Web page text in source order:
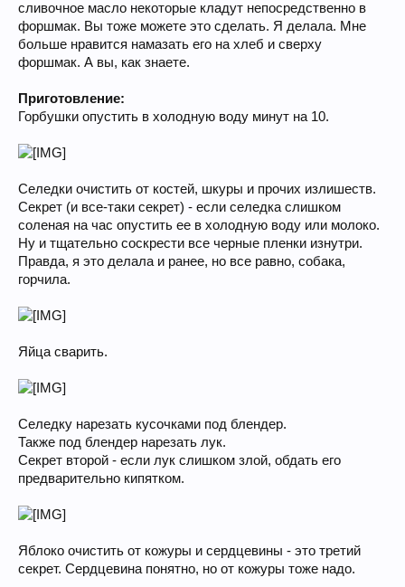
сливочное масло некоторые кладут непосредственно в
форшмак. Вы тоже можете это сделать. Я делала. Мне
больше нравится намазать его на хлеб и сверху
форшмак. А вы, как знаете.
Приготовление:
Горбушки опустить в холодную воду минут на 10.
Селедки очистить от костей, шкуры и прочих излишеств.
Секрет (и все-таки секрет) - если селедка слишком
соленая на час опустить ее в холодную воду или молоко.
Ну и тщательно соскрести все черные пленки изнутри.
Правда, я это делала и ранее, но все равно, собака,
горчила.
Яйца сварить.
Селедку нарезать кусочками под блендер.
Также под блендер нарезать лук.
Секрет второй - если лук слишком злой, обдать его
предварительно кипятком.
Яблоко очистить от кожуры и сердцевины - это третий
секрет. Сердцевина понятно, но от кожуры тоже надо.